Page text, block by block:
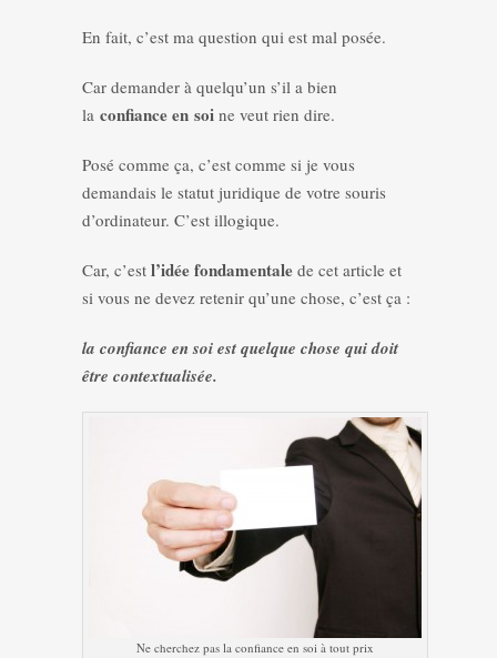
En fait, c’est ma question qui est mal posée.
Car demander à quelqu’un s’il a bien
la confiance en soi ne veut rien dire.
Posé comme ça, c’est comme si je vous
demandais le statut juridique de votre souris
d’ordinateur. C’est illogique.
Car, c’est l’idée fondamentale de cet article et
si vous ne devez retenir qu’une chose, c’est ça :
la confiance en soi est quelque chose qui doit
être contextualisée.
Ne cherchez pas la confiance en soi à tout prix